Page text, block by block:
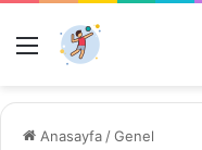
Menü
Anasayfa /Genel